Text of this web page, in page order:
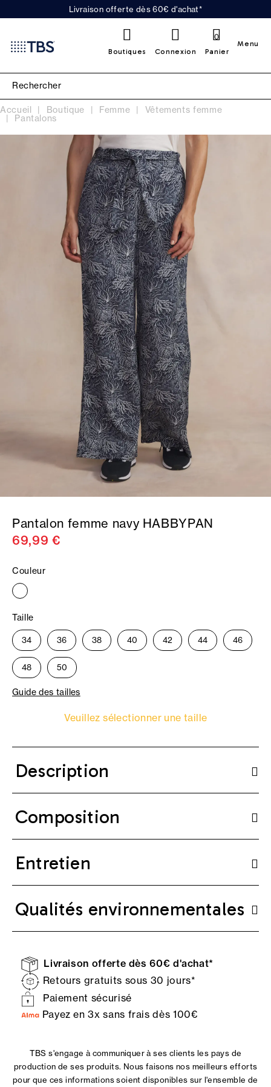
Livraison offerte dès 60€ d'achat*
Boutiques Connexion Panier
0
Menu
Accueil Boutique Femme Vêtements femme
Pantalons
Pantalon femme navy HABBYPAN
69,99 €
Couleur
Taille
34 36 38 40 42 44 46
48 50
Guide des tailles
Veuillez sélectionner une taille
Description
Composition
Entretien
Qualités environnementales
Livraison offerte dès 60€ d'achat*
Retours gratuits sous 30 jours*
Paiement sécurisé
Payez en 3x sans frais dès 100€
TBS s'engage à communiquer à ses clients les pays de
production de ses produits. Nous faisons nos meilleurs efforts
pour que ces informations soient disponibles sur l'ensemble de